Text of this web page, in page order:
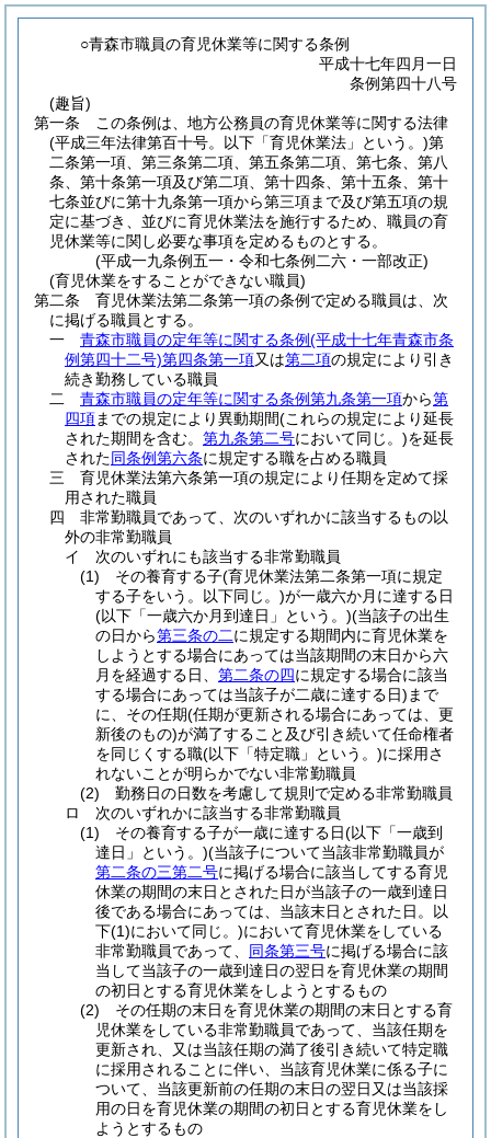
○青森市職員の育児休業等に関する条例
平成十七年四月一日
条例第四十八号
(趣旨)
第一条
この条例は、地方公務員の育児休業等に関する法律
(平成三年法律第百十号。以下「育児休業法」という。)第
二条第一項、第三条第二項、第五条第二項、第七条、第八
条、第十条第一項及び第二項、第十四条、第十五条、第十
七条並びに第十九条第一項から第三項まで及び第五項の規
定に基づき、並びに育児休業法を施行するため、職員の育
児休業等に関し必要な事項を定めるものとする。
(平成一九条例五一・令和七条例二六・一部改正)
(育児休業をすることができない職員)
第二条
育児休業法第二条第一項の条例で定める職員は、次
に掲げる職員とする。
一
青森市職員の定年等に関する条例(平成十七年青森市条
例第四十二号)第四条第一項又は第二項の規定により引き
続き勤務している職員
二
青森市職員の定年等に関する条例第九条第一項から第
四項までの規定により異動期間(これらの規定により延長
された期間を含む。 第九条第二号において同じ。)を延長
された同条例第六条に規定する職を占める職員
三
育児休業法第六条第一項の規定により任期を定めて採
用された職員
四
非常勤職員であって、次のいずれかに該当するもの以
外の非常勤職員
イ
次のいずれにも該当する非常勤職員
(1)
その養育する子(育児休業法第二条第一項に規定
する子をいう。以下同じ。)が一歳六か月に達する日
(以下「一歳六か月到達日」という。)(当該子の出生
の日から第三条の二に規定する期間内に育児休業を
しようとする場合にあっては当該期間の末日から六
月を経過する日、第二条の四に規定する場合に該当
する場合にあっては当該子が二歳に達する日) まで
に、その任期(任期が更新される場合にあっては、更
新後のもの)が満了すること及び引き続いて任命権者
を同じくする職(以下「特定職」という。)に採用さ
れないことが明らかでない非常勤職員
(2)
勤務日の日数を考慮して規則で定める非常勤職員
ロ
次のいずれかに該当する非常勤職員
(1)
その養育する子が一歳に達する日(以下「一歳到
達日」という。)(当該子について当該非常勤職員が
第二条の三第二号に掲げる場合に該当してする育児
休業の期間の末日とされた日が当該子の一歳到達日
後である場合にあっては、当該末日とされた日。以
下(1)において同じ。)において育児休業をしている
非常勤職員であって、 同条第三号に掲げる場合に該
当して当該子の一歳到達日の翌日を育児休業の期間
の初日とする育児休業をしようとするもの
(2)
その任期の末日を育児休業の期間の末日とする育
児休業をしている非常勤職員であって、当該任期を
更新され、又は当該任期の満了後引き続いて特定職
に採用されることに伴い、当該育児休業に係る子に
ついて、当該更新前の任期の末日の翌日又は当該採
用の日を育児休業の期間の初日とする育児休業をし
ようとするもの